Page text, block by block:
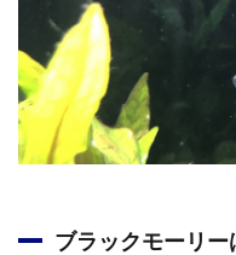
ブラックモーリー